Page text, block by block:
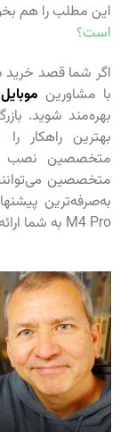
این مطلب را هم
است؟
اگر شما قصد خرید
با مشاورین
بهره‌مند شوید.
بهترین راهکار
متخصصین نصب و
متخصصین
M4 Pro به شما ارائه دهند.